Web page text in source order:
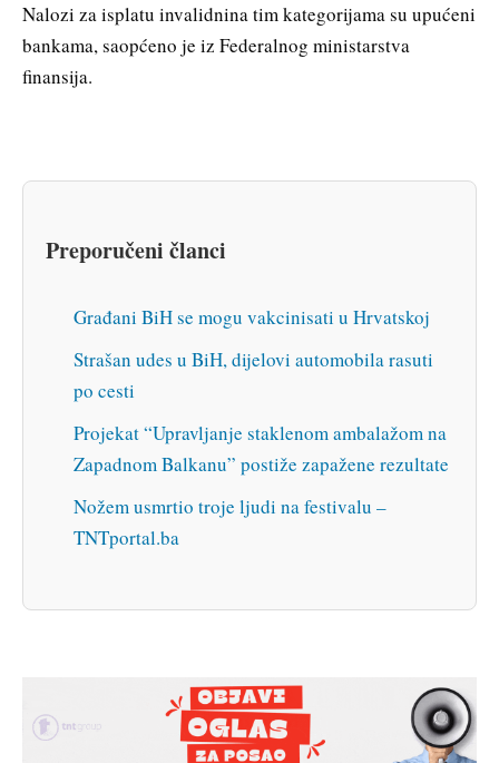
Nalozi za isplatu invalidnina tim kategorijama su upućeni
bankama, saopćeno je iz Federalnog ministarstva
finansija.
Preporučeni članci
Građani BiH se mogu vakcinisati u Hrvatskoj
Strašan udes u BiH, dijelovi automobila rasuti
po cesti
Projekat “Upravljanje staklenom ambalažom na
Zapadnom Balkanu” postiže zapažene rezultate
Nožem usmrtio troje ljudi na festivalu –
TNTportal.ba